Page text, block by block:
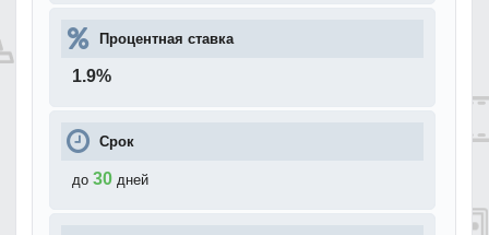
Процентная ставка
1.9%
Срок
до 30 дней